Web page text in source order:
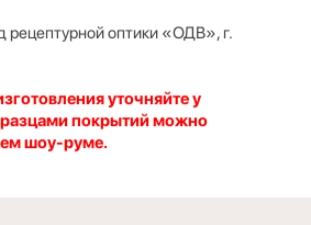
рецептурной оптики «ОДВ», г.
уточняйте у
покрытий можно
шоу-руме.